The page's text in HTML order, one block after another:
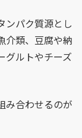
ンパク質源とし
介類、豆腐や納
グルトやチーズ
み合わせるのが